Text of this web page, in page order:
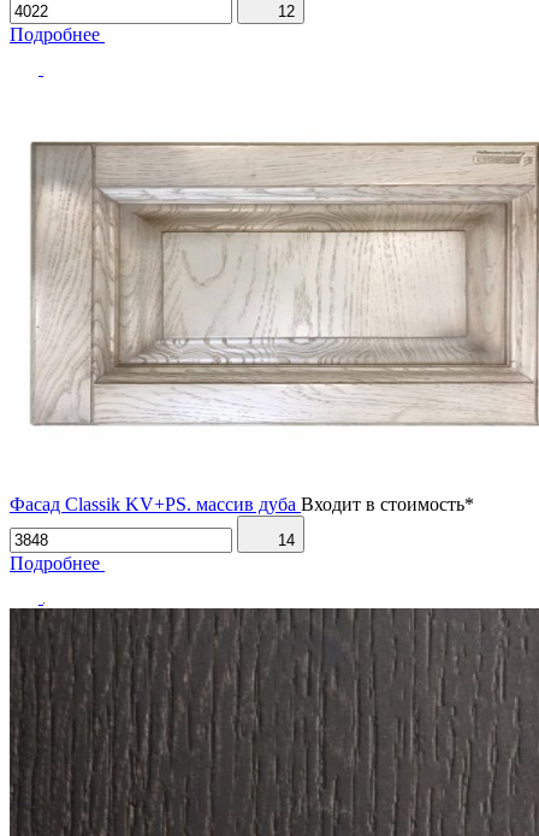
12
Подробнее
Фасад Classik KV+PS. массив дуба Входит в стоимость*
14
Подробнее